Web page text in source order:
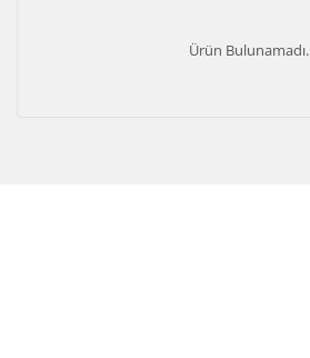
Ürün Bulunamadı.